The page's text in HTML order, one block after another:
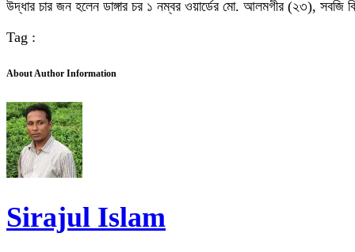
উদ্ধার চার জন হলেন ডাঙ্গার চর ১ নম্বর ওয়ার্ডের মো. আলমগীর (২৩), সবজি
Tag :
About Author Information
Sirajul Islam